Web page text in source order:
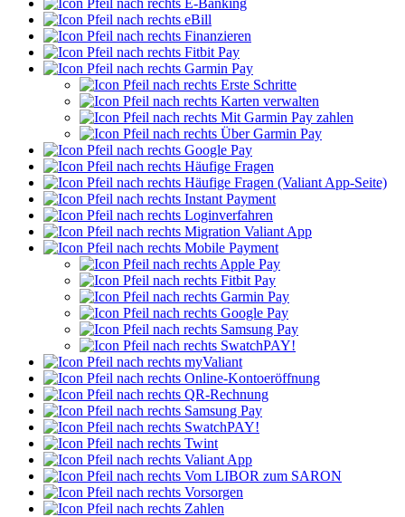
eBill
Finanzieren
Fitbit Pay
Garmin Pay
Erste Schritte
Karten verwalten
Mit Garmin Pay zahlen
Über Garmin Pay
Google Pay
Häufige Fragen
Häufige Fragen (Valiant App-Seite)
Instant Payment
Loginverfahren
Migration Valiant App
Mobile Payment
Apple Pay
Fitbit Pay
Garmin Pay
Google Pay
Samsung Pay
SwatchPAY!
myValiant
Online-Kontoeröffnung
QR-Rechnung
Samsung Pay
SwatchPAY!
Twint
Valiant App
Vom LIBOR zum SARON
Vorsorgen
Zahlen